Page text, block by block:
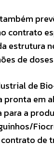
contrato
estrutura
de
de
pronta em
a
de